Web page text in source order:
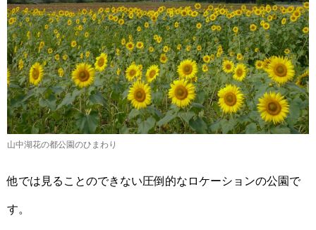
山中湖花の都公園のひまわり
他では見ることのできない圧倒的なロケーションの公園で
す。